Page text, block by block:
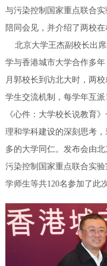
与污染控制国家重点联合
陪同会见，并介绍了两校在
北京大学王杰副校长出席
学与香港城市大学合作多
月郭校长到访北大时，两
学生交流机制，每学年互
《心件：大学校长说教育
理和学科建设的深刻思考
多的大学同仁。发布会由
污染控制国家重点联合实
学师生等共120名参加了此